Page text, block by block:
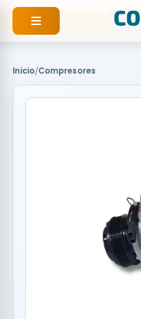
contenido
Inicio/Compresores